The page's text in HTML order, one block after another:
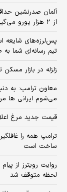
آلمان صدرنشین
از ۲ هزار یورو می‌گیرند
پس‌لرزه‌های شایعه
تیم رسانه‌ای شما
زلزله در بازار مسکن تهران/ قیمت‌ها ۲
معاون ترامپ: به
می‌شوم ایرانی ها
قیمت جدید مرغ
ترامپ همه را
ساخت است
روایت رویترز از
لحظه متوقف شد